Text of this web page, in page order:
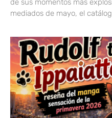
de sus momentos más
mediados de mayo, el